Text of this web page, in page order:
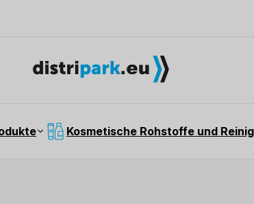
Kosmetische Rohstoffe und